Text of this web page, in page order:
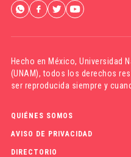
Hecho en México,Universidad
(UNAM), todos los derechos
ser reproducida siempre y
QUIÉNES SOMOS
AVISO DE PRIVACIDAD
DIRECTORIO